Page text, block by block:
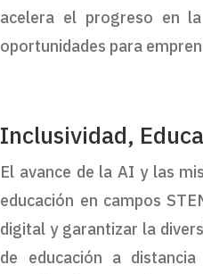
acelera el progreso en
oportunidades para
Inclusividad,
El avance de la AI y las
educación en campos
digital y garantizar la
de educación a